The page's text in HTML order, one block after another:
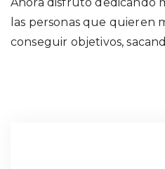
las personas que quieren
conseguir objetivos,